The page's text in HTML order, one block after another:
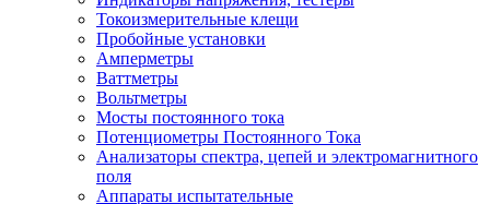
Токоизмерительные клещи
Пробойные установки
Амперметры
Ваттметры
Вольтметры
Мосты постоянного тока
Потенциометры Постоянного Тока
Анализаторы спектра, цепей и электромагнитного
поля
Аппараты испытательные